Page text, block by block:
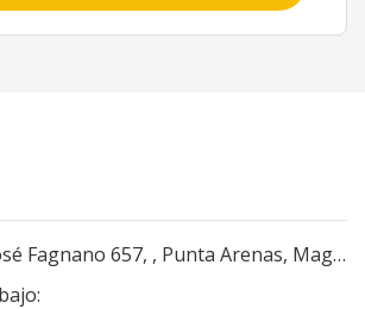
657, , Punta Arenas, Magallanes, Chile